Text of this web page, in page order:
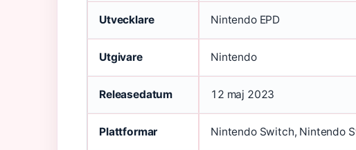
Utvecklare Nintendo EPD
Utgivare Nintendo
Releasedatum 12 maj 2023
Plattformar Nintendo Switch, Nintendo